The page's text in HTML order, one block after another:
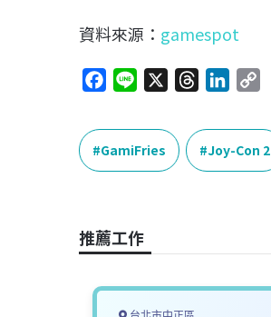
資料來源： gamespot
c
e
b
k
n
e
r
e
a
n
k
e
p
y
L
GamiFries Joy-Con 2
推薦工作